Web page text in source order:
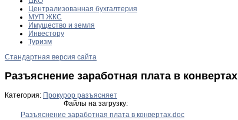
Централизованная бухгалтерия
МУП ЖКС
Имущество и земля
Инвестору
Туризм
Стандартная версия сайта
Разъяснение заработная плата в конвертах
Категория: Прокурор разъясняет
Файлы на загрузку:
Разъяснение заработная плата в конвертах.doc